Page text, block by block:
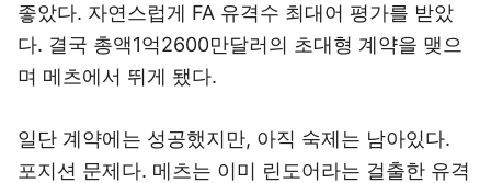
좋았다. 자연스럽게 FA 유격수 최대어 평가를 받았
다. 결국 총액1억2600만달러의 초대형 계약을 맺으
며 메츠에서 뛰게 됐다.
일단 계약에는 성공했지만, 아직 숙제는 남아있다.
포지션 문제다. 메츠는 이미 린도어라는 걸출한 유격